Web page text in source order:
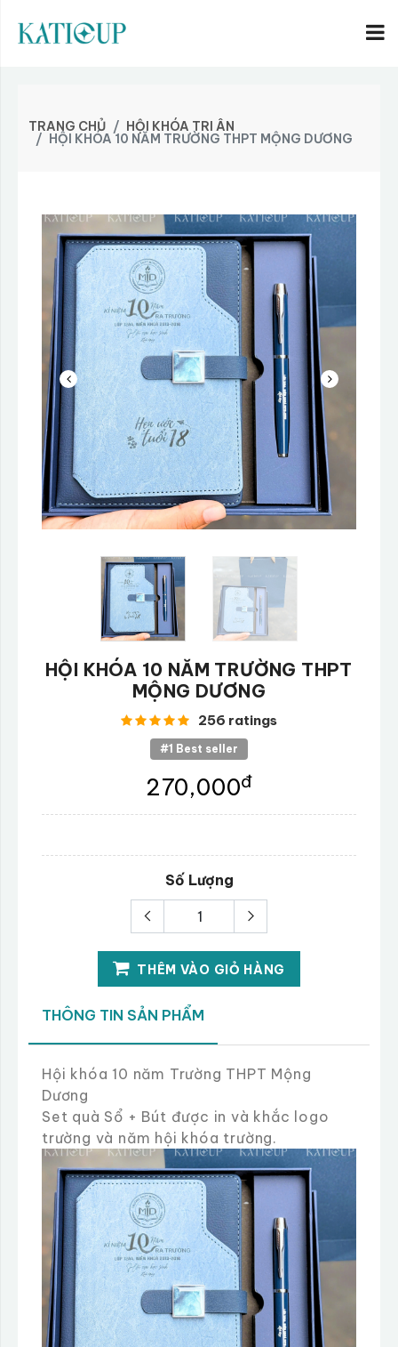
TRANG CHỦ HỘI KHÓA TRI ÂN
HỘI KHÓA 10 NĂM TRƯỜNG THPT MỘNG DƯƠNG
HỘI KHÓA 10 NĂM TRƯỜNG THPT
MỘNG DƯƠNG
256 ratings
#1 Best seller
270,000đ
Số Lượng
THÊM VÀO GIỎ HÀNG
THÔNG TIN SẢN PHẨM
Hội khóa 10 năm Trường THPT Mộng
Dương
Set quà Sổ + Bút được in và khắc logo
trường và năm hội khóa trường.